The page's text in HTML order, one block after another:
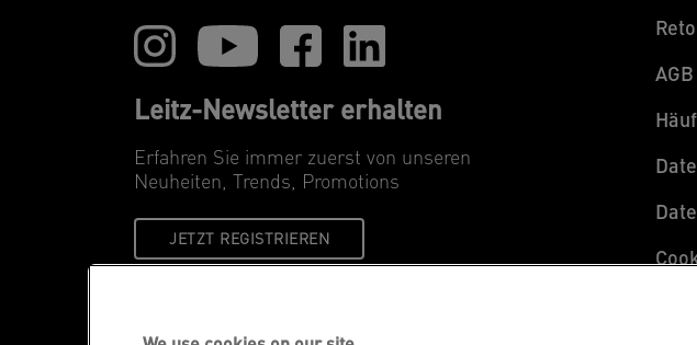
Leitz-Newsletter erhalten
Erfahren Sie immer zuerst von unseren
Neuheiten, Trends, Promotions
JETZT REGISTRIEREN